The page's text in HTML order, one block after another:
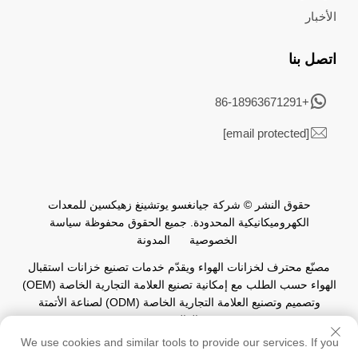
الأخبار
اتصل بنا
+86-18963671291
[email protected]
حقوق النشر © شركة جيانغسو يوتشينغ زهيكسين للمعدات
الكهروميكانيكية المحدودة. جميع الحقوق محفوظة سياسة
الخصوصية
المدونة
مصنّع محترف لخزانات الهواء ويقدّم خدمات تصنيع خزانات استقبال
الهواء حسب الطلب مع إمكانية تصنيع العلامة التجارية الخاصة (OEM)
وتصميم وتصنيع العلامة التجارية الخاصة (ODM) لصناعة الأتمتة
العالمية.
We use cookies and similar tools to provide our services. If you